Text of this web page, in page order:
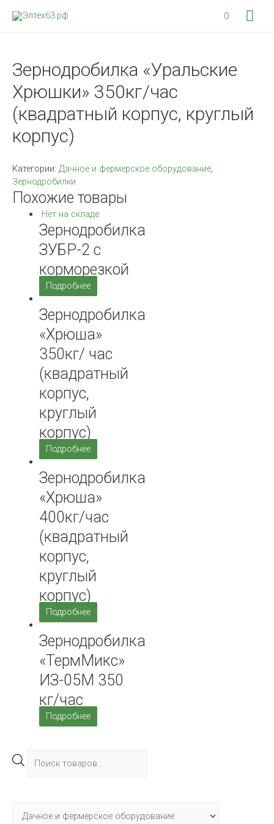
0
Зернодробилка «Уральские
Хрюшки» 350кг/час
(квадратный корпус, круглый
корпус)
Категории: Дачное и фермерское оборудование,
Зернодробилки
Похожие товары
Нет на складе
Зернодробилка
ЗУБР-2 с
корморезкой
Подробнее
Зернодробилка
«Хрюша»
350кг/ час
(квадратный
корпус,
круглый
корпус)
Подробнее
Зернодробилка
«Хрюша»
400кг/час
(квадратный
корпус,
круглый
корпус)
Подробнее
Зернодробилка
«ТермМикс»
ИЗ-05М 350
кг/час
Подробнее
с